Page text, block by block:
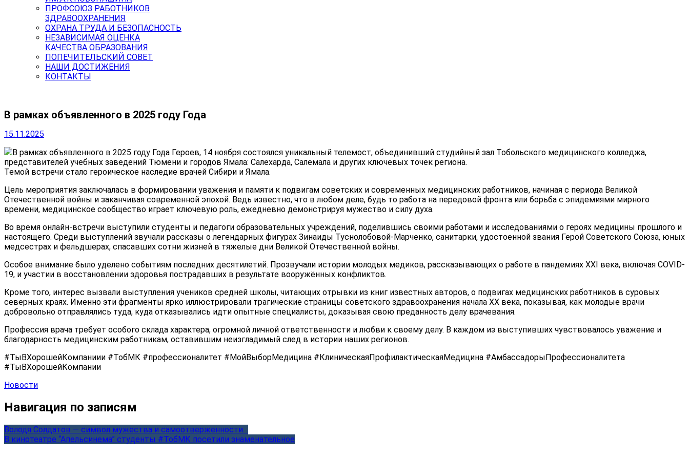
ПРОФСОЮЗ РАБОТНИКОВ
ЗДРАВООХРАНЕНИЯ
ОХРАНА ТРУДА И БЕЗОПАСНОСТЬ
НЕЗАВИСИМАЯ ОЦЕНКА
КАЧЕСТВА ОБРАЗОВАНИЯ
ПОПЕЧИТЕЛЬСКИЙ СОВЕТ
НАШИ ДОСТИЖЕНИЯ
КОНТАКТЫ
В рамках объявленного в 2025 году Года
15.11.2025
В рамках объявленного в 2025 году Года Героев, 14 ноября состоялся уникальный телемост, объединивший студийный зал Тобольского медицинского колледжа,
представителей учебных заведений Тюмени и городов Ямала: Салехарда, Салемала и других ключевых точек региона.
Темой встречи стало героическое наследие врачей Сибири и Ямала.
Цель мероприятия заключалась в формировании уважения и памяти к подвигам советских и современных медицинских работников, начиная с периода Великой
Отечественной войны и заканчивая современной эпохой. Ведь известно, что в любом деле, будь то работа на передовой фронта или борьба с эпидемиями мирного
времени, медицинское сообщество играет ключевую роль, ежедневно демонстрируя мужество и силу духа.
Во время онлайн-встречи выступили студенты и педагоги образовательных учреждений, поделившись своими работами и исследованиями о героях медицины прошлого и
настоящего. Среди выступлений звучали рассказы о легендарных фигурах Зинаиды Туснолобовой-Марченко, санитарки, удостоенной звания Герой Советского Союза, юных
медсестрах и фельдшерах, спасавших сотни жизней в тяжелые дни Великой Отечественной войны.
Особое внимание было уделено событиям последних десятилетий. Прозвучали истории молодых медиков, рассказывающих о работе в пандемиях XXI века, включая COVID-
19, и участии в восстановлении здоровья пострадавших в результате вооружённых конфликтов.
Кроме того, интерес вызвали выступления учеников средней школы, читающих отрывки из книг известных авторов, о подвигах медицинских работников в суровых
северных краях. Именно эти фрагменты ярко иллюстрировали трагические страницы советского здравоохранения начала XX века, показывая, как молодые врачи
добровольно отправлялись туда, куда отказывались идти опытные специалисты, доказывая свою преданность делу врачевания.
Профессия врача требует особого склада характера, огромной личной ответственности и любви к своему делу. В каждом из выступивших чувствовалось уважение и
благодарность медицинским работникам, оставившим неизгладимый след в истории наших регионов.
#ТыВХорошейКомпаниии #ТобМК #профессионалитет #МойВыборМедицина #КлиническаяПрофилактическаяМедицина #АмбассадорыПрофессионалитета
#ТыВХорошейКомпании
Новости
Навигация по записям
Володя Солдатов — символ мужества и самоотверженности…
В кинотеатре “Апельсинема” студенты #ТобМК посетили знаменательное